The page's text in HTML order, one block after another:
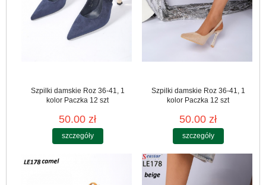
Szpilki damskie Roz 36-41, 1
kolor Paczka 12 szt
50.00 zł
szczegóły
Szpilki damskie Roz 36-41, 1
kolor Paczka 12 szt
50.00 zł
szczegóły